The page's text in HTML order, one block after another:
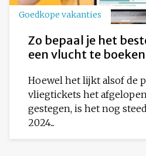
Goedkope vakanties
Zo bepaal je het
een vlucht te boeken
Hoewel het lijkt alsof de
vliegtickets het
gestegen, is het nog
2024...